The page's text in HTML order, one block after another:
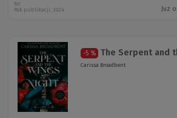
Już
tor
Rok publikacji: 2024
-5 % The Serpent and
Carissa Broadbent